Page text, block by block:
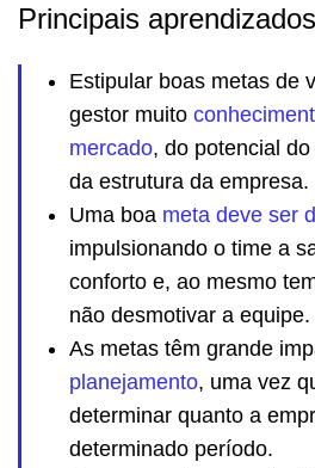
Principais
Estipular boas metas de
gestor muito
mercado, do potencial
da estrutura da empresa.
Uma boa meta deve ser
impulsionando o time a
conforto e, ao mesmo
não desmotivar a equipe.
As metas têm grande
planejamento, uma vez
determinar quanto a
determinado período.